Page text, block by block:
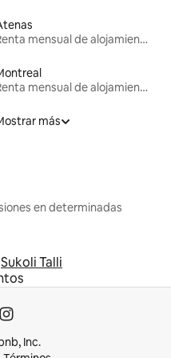
Renta mensual de alojamientos
Renta mensual de alojamientos
más
en determinadas
Sukoli Talli
Inc.